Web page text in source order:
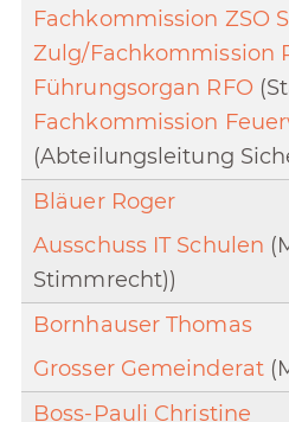
Fachkommission ZSO
Zulg/Fachkommission
Führungsorgan RFO
Fachkommission
(Abteilungsleitung
Bläuer Roger
Ausschuss IT Schulen
Stimmrecht))
Bornhauser Thomas
Grosser Gemeinderat
Boss-Pauli Christine